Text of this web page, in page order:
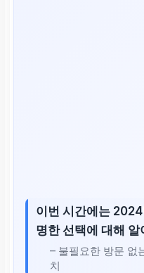
이번 시간에는
명한 선택에 대해
– 불필요한 방문 없
치